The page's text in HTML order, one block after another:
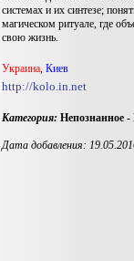
системах и их синтезе;
магическом ритуале, где
свою жизнь.
Украина, Киев
http://kolo.in.net
Категория: Непознанное
Дата добавления: